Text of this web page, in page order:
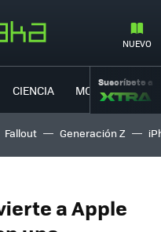
NUEVO
CIENCIA MOVILIDAD
Suscríbete a
Fallout Generación Z
a Apple